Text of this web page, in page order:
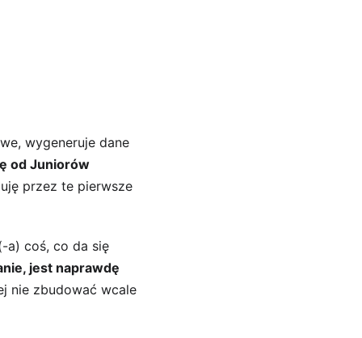
wygeneruje dane
od Juniorów
przez te pierwsze
a) coś, co da się
jest naprawdę
nie zbudować wcale